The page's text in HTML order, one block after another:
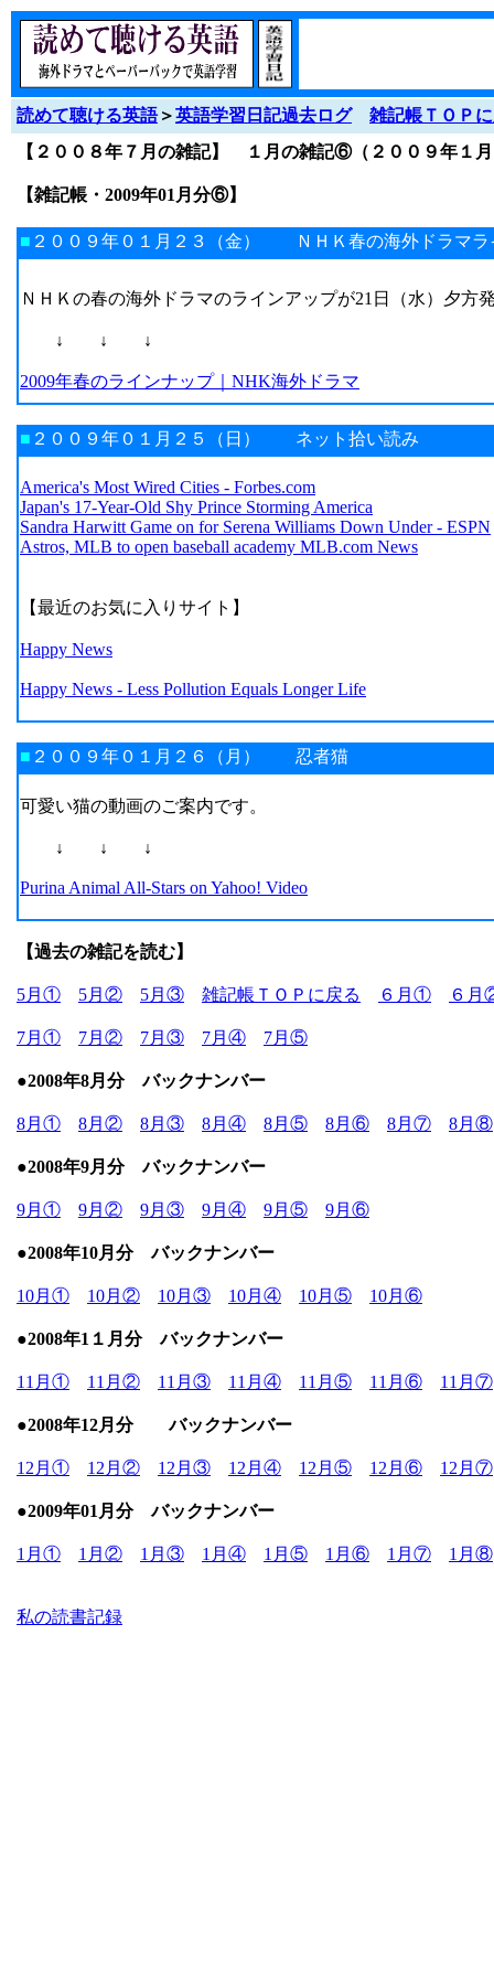
読めて聴ける英語＞英語学習日記過去ログ
雑記帳ＴＯＰ
【２００８年７月の雑記】 １月の雑記⑥（２００９年１
【雑記帳・2009年01月分⑥】
■ ２００９年０１月２３（金） ＮＨＫ春の海外ドラマラ
ＮＨＫの春の海外ドラマのラインアップが21日（水）夕方
↓ ↓ ↓
2009年春のラインナップ｜NHK海外ドラマ
■ ２００９年０１月２５（日） ネット拾い読み
America's Most Wired Cities - Forbes.com
Japan's 17-Year-Old Shy Prince Storming America
Sandra Harwitt Game on for Serena Williams Down Under - ESPN
Astros, MLB to open baseball academy MLB.com News
【最近のお気に入りサイト】
Happy News
Happy News - Less Pollution Equals Longer Life
■ ２００９年０１月２６（月） 忍者猫
可愛い猫の動画のご案内です。
↓ ↓ ↓
Purina Animal All-Stars on Yahoo! Video
【過去の雑記を読む】
5月① 5月② 5月③ 雑記帳ＴＯＰに戻る ６月① ６
7月① 7月② 7月③ 7月④ 7月⑤
●2008年8月分 バックナンバー
8月① 8月② 8月③ 8月④ 8月⑤ 8月⑥ 8月⑦ 8月⑧
●2008年9月分 バックナンバー
9月① 9月② 9月③ 9月④ 9月⑤ 9月⑥
●2008年10月分 バックナンバー
10月① 10月② 10月③ 10月④ 10月⑤ 10月⑥
●2008年1１月分 バックナンバー
11月① 11月② 11月③ 11月④ 11月⑤ 11月⑥ 11月⑦
●2008年12月分 バックナンバー
12月① 12月② 12月③ 12月④ 12月⑤ 12月⑥ 12月⑦
●2009年01月分 バックナンバー
1月① 1月② 1月③ 1月④ 1月⑤ 1月⑥ 1月⑦ 1月⑧
私の読書記録